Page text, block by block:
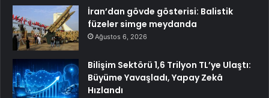
İran’dan gövde gösterisi: Balistik
füzeler simge meydanda
Ağustos 6, 2026
Bilişim Sektörü 1,6 Trilyon TL’ye Ulaştı:
Büyüme Yavaşladı, Yapay Zekâ
Hızlandı